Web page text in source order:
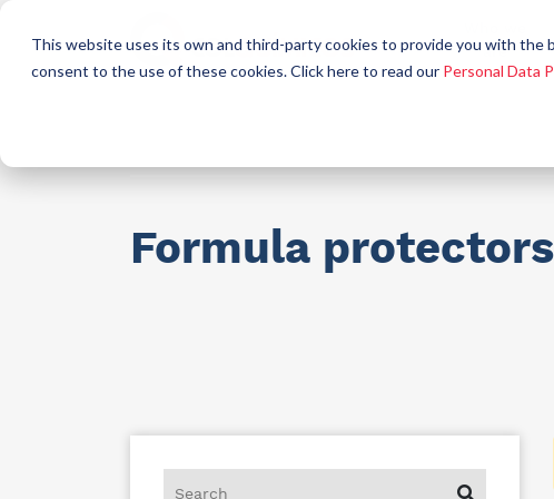
This website uses its own and third-party cookies to provide you with the
consent to the use of these cookies. Click here to read our Personal Data
are
Formula protectors